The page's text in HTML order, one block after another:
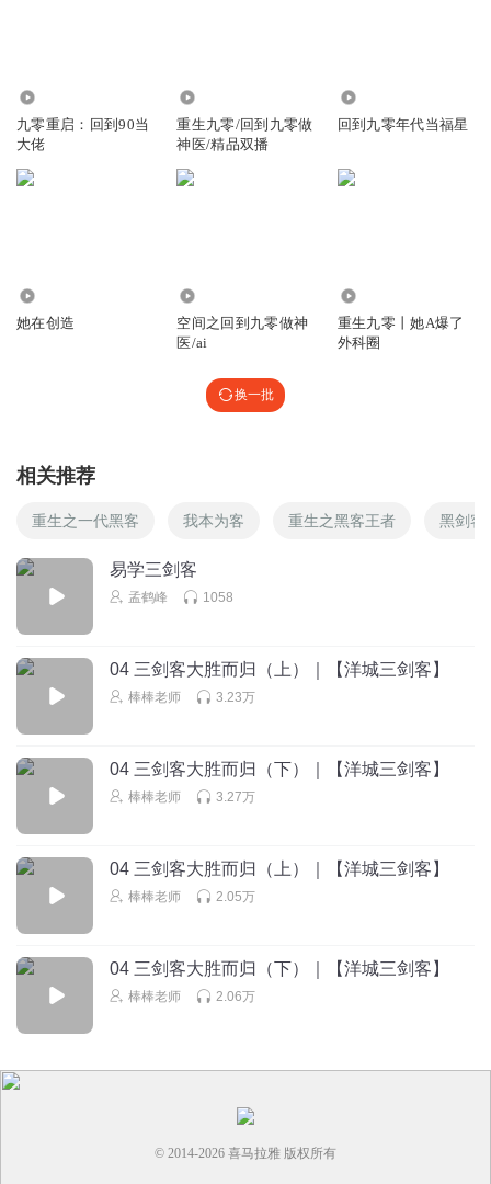
漂亮的女学霸，那么快就在学校出名了
回复 2024-04-13 7
男主名字真的不男主
零点五ldw : 作者还算是有点务实
姣总今天想我了莓
回复 2024-04-17 5
落一城烟雨 回复 @姣总今天想我了莓
室2厅产权房
吃瓜小说迷
对现实生活不满意，所以喜欢重生小说
回复
小仙女不想上班
1387566cmqt回复 @ 小仙女不想上班
姣总今天想我了莓
九零重启：回到90当
大佬
重生九零/回到九零做
神医/精品双播
回到九零年代当福星
她在创造
空间之回到九零做神
医/ai
重生九零丨她A爆了
外科圈
换一批
相关推荐
重生之一代黑客 我本为客 重生之黑客王者 黑剑客
易学三剑客
孟鹤峰 1058
04 三剑客大胜而归（上）｜【洋城三剑客】
棒棒老师 3.23万
04 三剑客大胜而归（下）｜【洋城三剑客】
棒棒老师 3.27万
04 三剑客大胜而归（上）｜【洋城三剑客】
棒棒老师 2.05万
04 三剑客大胜而归（下）｜【洋城三剑客】
棒棒老师 2.06万
© 2014-2026 喜马拉雅 版权所有